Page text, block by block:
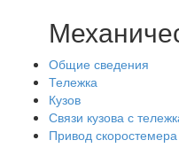
Общие сведения
Тележка
Кузов
Связи кузова с
Привод скоростемера